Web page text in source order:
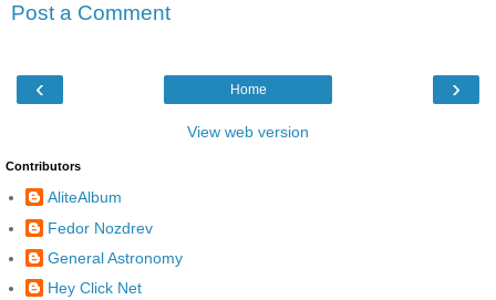
Post a Comment
‹ ›
Home
View web version
Contributors
AliteAlbum
Fedor Nozdrev
General Astronomy
Hey Click Net